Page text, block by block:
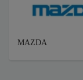
MAZDA